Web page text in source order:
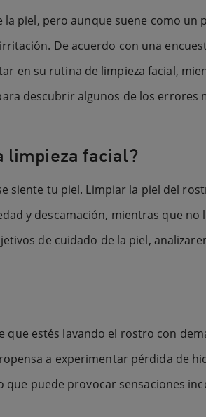
piel, pero aunque suene como un
De acuerdo con una
en su rutina de limpieza facial,
descubrir algunos de los errores
limpieza facial?
siente tu piel. Limpiar la piel del
y descamación, mientras que
de cuidado de la piel,
estés lavando el rostro con
a experimentar pérdida de
puede provocar sensaciones